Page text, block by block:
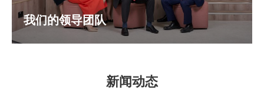
我们的领导团队
新闻动态